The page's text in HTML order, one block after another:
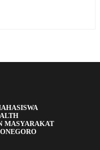
MASYARAKAT